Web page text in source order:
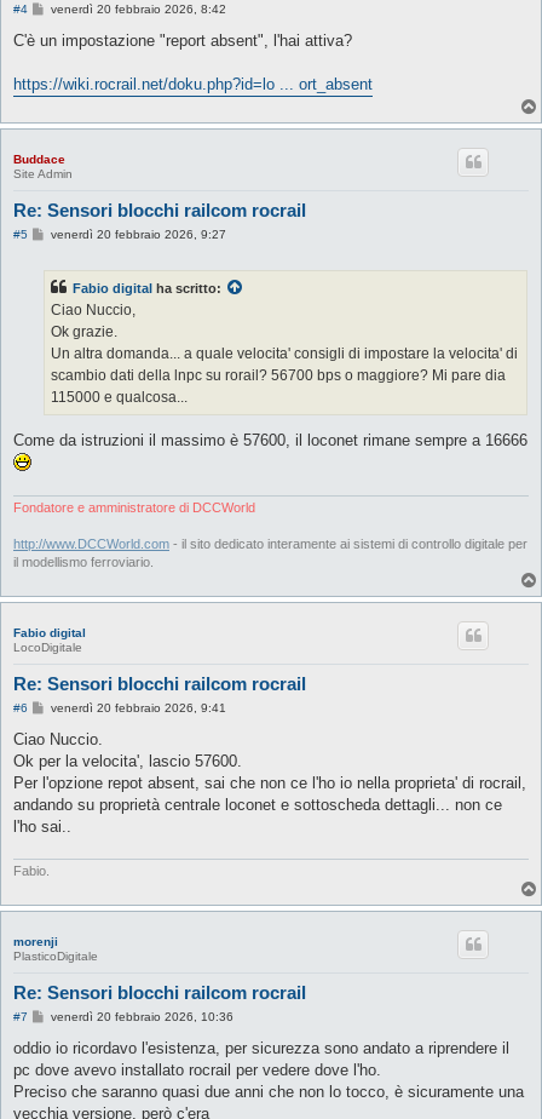
#4
M
s
g
g
o
venerdì 20 febbraio 2026, 8:42
C'è un impostazione "report absent", l'hai attiva?
https://wiki.rocrail.net/doku.php?id=lo ... ort_absent
Buddace
Site Admin
Re: Sensori blocchi railcom rocrail
#5
M
a
g
o
venerdì 20 febbraio 2026, 9:27
Fabio digital ha scritto:
Ciao Nuccio,
Ok grazie.
Un altra domanda... a quale velocita' consigli di impostare la velocita' di
scambio dati della lnpc su rorail? 56700 bps o maggiore? Mi pare dia
115000 e qualcosa...
Come da istruzioni il massimo è 57600, il loconet rimane sempre a 16666
Fondatore e amministratore di DCCWorld
http://www.DCCWorld.com - il sito dedicato interamente ai sistemi di controllo digitale per
il modellismo ferroviario.
Fabio digital
LocoDigitale
Re: Sensori blocchi railcom rocrail
#6
M
s
a
g
i
o
venerdì 20 febbraio 2026, 9:41
Ciao Nuccio.
Ok per la velocita', lascio 57600.
Per l'opzione repot absent, sai che non ce l'ho io nella proprieta' di rocrail,
andando su proprietà centrale loconet e sottoscheda dettagli... non ce
l'ho sai..
Fabio.
morenji
PlasticoDigitale
Re: Sensori blocchi railcom rocrail
#7
M
s
a
g
venerdì 20 febbraio 2026, 10:36
oddio io ricordavo l'esistenza, per sicurezza sono andato a riprendere il
pc dove avevo installato rocrail per vedere dove l'ho.
Preciso che saranno quasi due anni che non lo tocco, è sicuramente una
vecchia versione, però c'era